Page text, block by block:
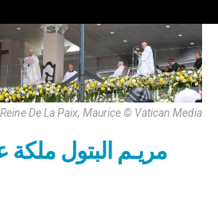
De La Paix, Maurice © Vatican Media
مريـم البتول